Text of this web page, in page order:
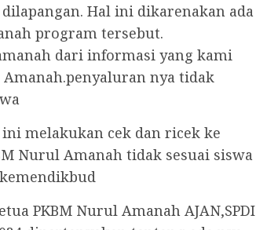
Hal ini dikarenakan ada
program tersebut.
dari informasi yang kami
Amanah.penyaluran nya tidak
melakukan cek dan ricek ke
Nurul Amanah tidak sesuai siswa
PKBM Nurul Amanah AJAN,SPDI